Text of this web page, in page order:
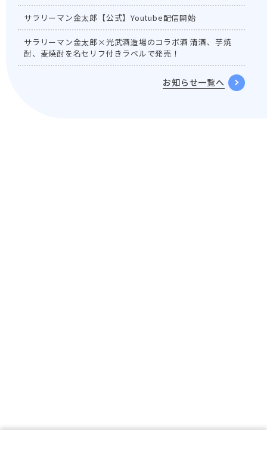
サラリーマン金太郎【公式】Youtube配信開始
サラリーマン金太郎×光武酒造場のコラボ酒 清酒、芋焼
酎、麦焼酎を名セリフ付きラベルで発売！
お知らせ一覧へ